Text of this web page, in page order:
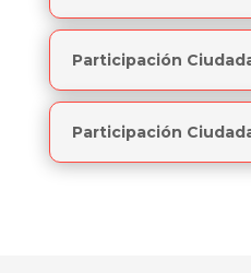
Participación
Participación